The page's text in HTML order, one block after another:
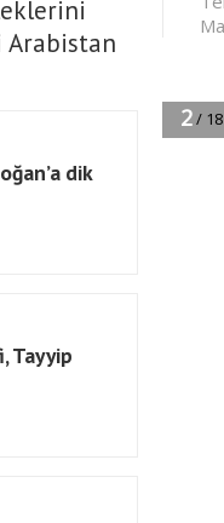
Arabistan
dik
Tayyip